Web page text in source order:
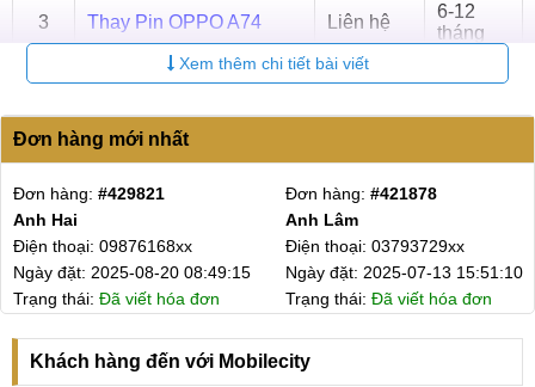
3 Thay Pin OPPO A74 Liên hệ
6-12
tháng
Thay mặt kính sau OPPO
6-12
5 Sửa nguồn OPPO A74 500.000 ₫
6 Thay Camera OPPO A74 Liên hệ
tháng
Sửa nguồn có ảnh hưởng đến máy không?
Khi tiến hành sửa chữa nguồn cho OPPO A74, có thể gây
ảnh hưởng đến thiết bị tùy thuộc vào từng tình trạng của
Xem thêm chi tiết bài viết
Đơn hàng mới nhất
Đơn hàng: #429821
Anh Hai
Điện thoại: 09876168xx
Ngày đặt: 2025-08-20 08:49:15
Trạng thái: Đã viết hóa đơn
Đơn hàng: #421878
Anh Lâm
Điện thoại: 03793729xx
Ngày đặt: 2025-07-13 15:51:10
Trạng thái: Đã viết hóa đơn
Khách hàng đến với Mobilecity